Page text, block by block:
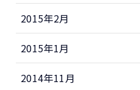
2015年2月
2015年1月
2014年11月